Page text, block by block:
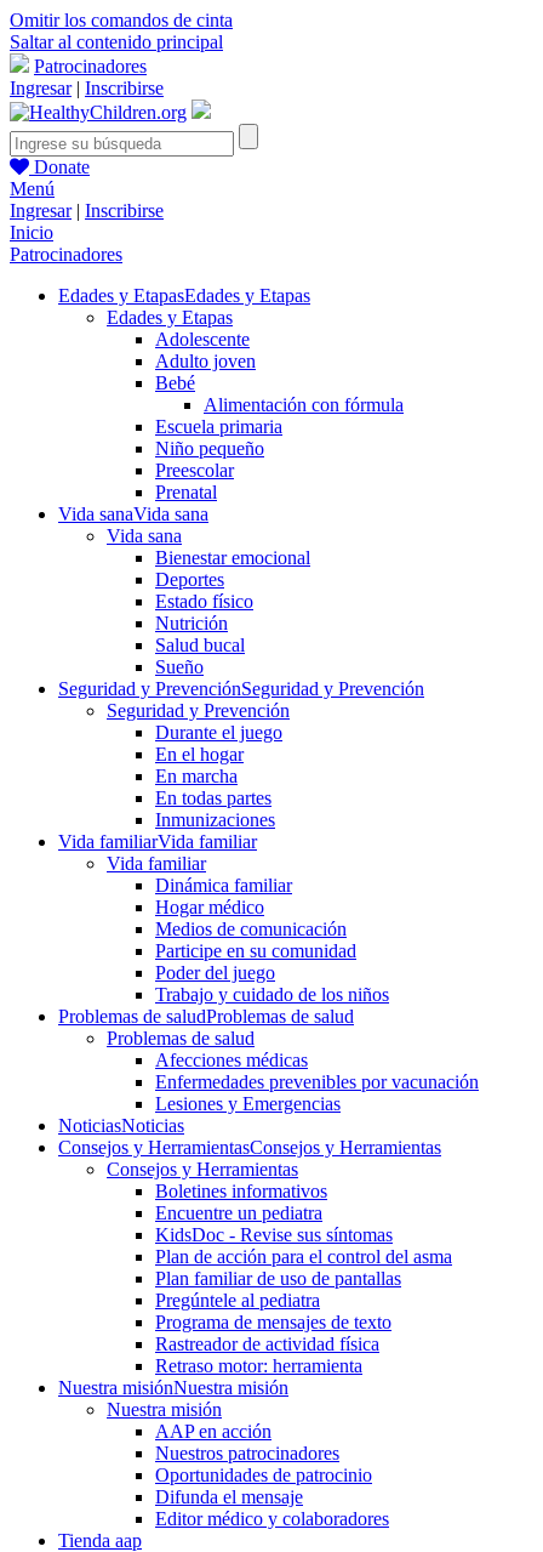
Omitir los comandos de cinta
Saltar al contenido principal
Patrocinadores
Ingresar| Inscribirse
Donate
Menú
Ingresar| Inscribirse
Inicio
Patrocinadores
Edades y EtapasEdades y Etapas
Edades y Etapas
Adolescente
Adulto joven
Bebé
Alimentación con fórmula
Escuela primaria
Niño pequeño
Preescolar
Prenatal
Vida sanaVida sana
Vida sana
Bienestar emocional
Deportes
Estado físico
Nutrición
Salud bucal
Sueño
Seguridad y PrevenciónSeguridad y Prevención
Seguridad y Prevención
Durante el juego
En el hogar
En marcha
En todas partes
Inmunizaciones
Vida familiarVida familiar
Vida familiar
Dinámica familiar
Hogar médico
Medios de comunicación
Participe en su comunidad
Poder del juego
Trabajo y cuidado de los niños
Problemas de saludProblemas de salud
Problemas de salud
Afecciones médicas
Enfermedades prevenibles por vacunación
Lesiones y Emergencias
NoticiasNoticias
Consejos y HerramientasConsejos y Herramientas
Consejos y Herramientas
Boletines informativos
Encuentre un pediatra
KidsDoc - Revise sus síntomas
Plan de acción para el control del asma
Plan familiar de uso de pantallas
Pregúntele al pediatra
Programa de mensajes de texto
Rastre​​ador de activida​d física
Retraso motor: herramienta
Nuestra misiónNuestra misión
Nuestra misión
AAP en acción
Nuestros patrocinadores
Oportunidades de patrocinio
Difunda el mensaje
Editor médico y colaboradores
Tienda aap